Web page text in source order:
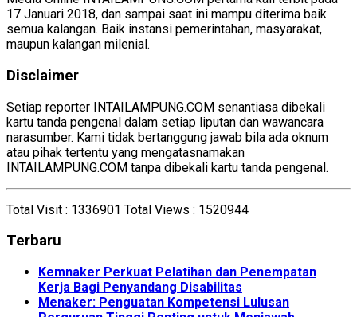
17 Januari 2018, dan sampai saat ini mampu diterima baik
semua kalangan. Baik instansi pemerintahan, masyarakat,
maupun kalangan milenial.
Disclaimer
Setiap reporter INTAILAMPUNG.COM senantiasa dibekali
kartu tanda pengenal dalam setiap liputan dan wawancara
narasumber. Kami tidak bertanggung jawab bila ada oknum
atau pihak tertentu yang mengatasnamakan
INTAILAMPUNG.COM tanpa dibekali kartu tanda pengenal.
Total Visit : 1336901 Total Views : 1520944
Terbaru
Kemnaker Perkuat Pelatihan dan Penempatan
Kerja Bagi Penyandang Disabilitas
Menaker: Penguatan Kompetensi Lulusan